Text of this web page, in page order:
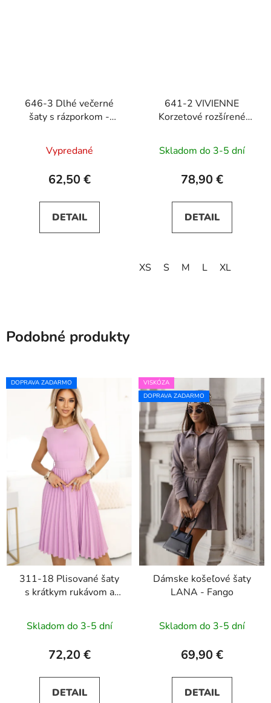
646-3 Dlhé večerné
šaty s rázporkom -
Vypredané
62,50 €
DETAIL
641-2 VIVIENNE
Korzetové rozšírené
Skladom do 3-5 dní
78,90 €
DETAIL
XS S M L XL
Podobné produkty
DOPRAVA ZADARMO
311-18 Plisované šaty
s krátkym rukávom a
Skladom do 3-5 dní
72,20 €
DETAIL
VISKÓZA
DOPRAVA ZADARMO
Dámske košeľové šaty
LANA - Fango
Skladom do 3-5 dní
69,90 €
DETAIL